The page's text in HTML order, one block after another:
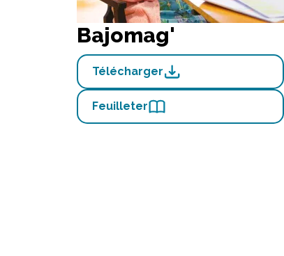
Bajomag'
Télécharger
Feuilleter